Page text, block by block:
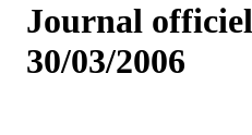
Journal
30/03/2006